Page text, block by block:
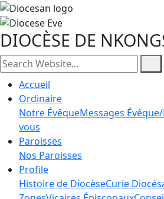
DIOCÈSE DE
Accueil
Ordinaire
Notre ÉvêqueMessages
vous
Paroisses
Nos Paroisses
Profile
Histoire de DiocèseCurie